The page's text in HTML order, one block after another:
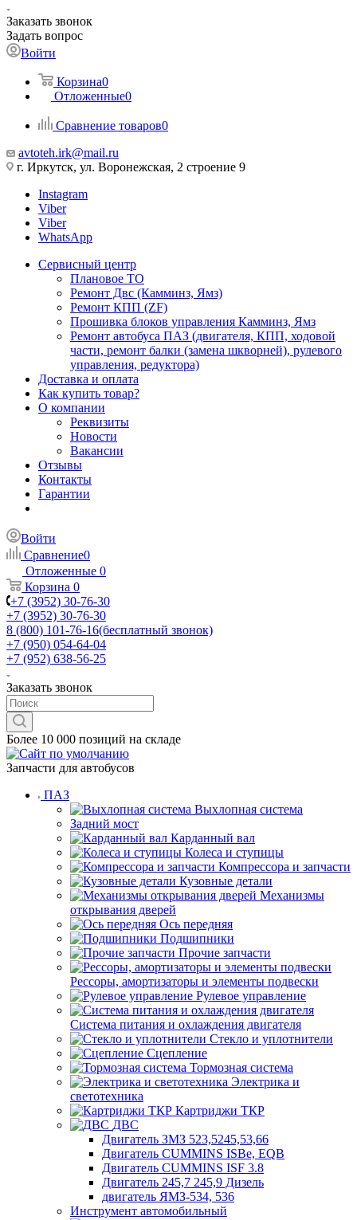
Заказать звонок
Задать вопрос
Войти
Корзина0
Отложенные0
Сравнение товаров0
avtoteh.irk@mail.ru
г. Иркутск, ул. Воронежская, 2 строение 9
Instagram
Viber
Viber
WhatsApp
Сервисный центр
Плановое ТО
Ремонт Двс (Камминз, Ямз)
Ремонт КПП (ZF)
Прошивка блоков управления Камминз, Ямз
Ремонт автобуса ПАЗ (двигателя, КПП, ходовой
части, ремонт балки (замена шкворней), рулевого
управления, редуктора)
Доставка и оплата
Как купить товар?
О компании
Реквизиты
Новости
Вакансии
Отзывы
Контакты
Гарантии
Войти
Сравнение0
Отложенные 0
Корзина 0
+7 (3952) 30-76-30
+7 (3952) 30-76-30
8 (800) 101-76-16(бесплатный звонок)
+7 (950) 054-64-04
+7 (952) 638-56-25
Заказать звонок
Более 10 000 позиций на складе
Запчасти для автобусов
ПАЗ
Выхлопная система
Задний мост
Карданный вал
Колеса и ступицы
Компрессора и запчасти
Кузовные детали
Механизмы
открывания дверей
Ось передняя
Подшипники
Прочие запчасти
Рессоры, амортизаторы и элементы подвески
Рулевое управление
Система питания и охлаждения двигателя
Стекло и уплотнители
Сцепление
Тормозная система
Электрика и
светотехника
Картриджи ТКР
ДВС
Двигатель ЗМЗ 523,5245,53,66
Двигатель CUMMINS ISBe, EQB
Двигатель CUMMINS ISF 3.8
Двигатель 245,7 245,9 Дизель
двигатель ЯМЗ-534, 536
Инструмент автомобильный